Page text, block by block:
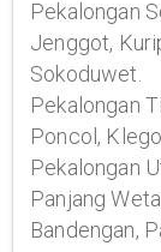
Pekalongan
Jenggot,
Sokoduwet.
Pekalongan
Poncol,
Pekalongan
Panjang
Bandengan,